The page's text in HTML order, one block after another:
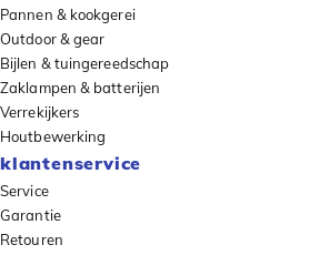
Pannen & kookgerei
Outdoor & gear
Bijlen & tuingereedschap
Zaklampen & batterijen
Verrekijkers
Houtbewerking
klantenservice
Service
Garantie
Retouren